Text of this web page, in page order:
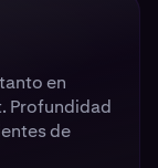
en
Profundidad
de